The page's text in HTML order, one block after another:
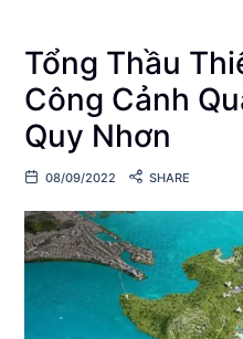
Tổng Thầu
Công Cảnh
Quy Nhơn
08/09/2022 SHARE